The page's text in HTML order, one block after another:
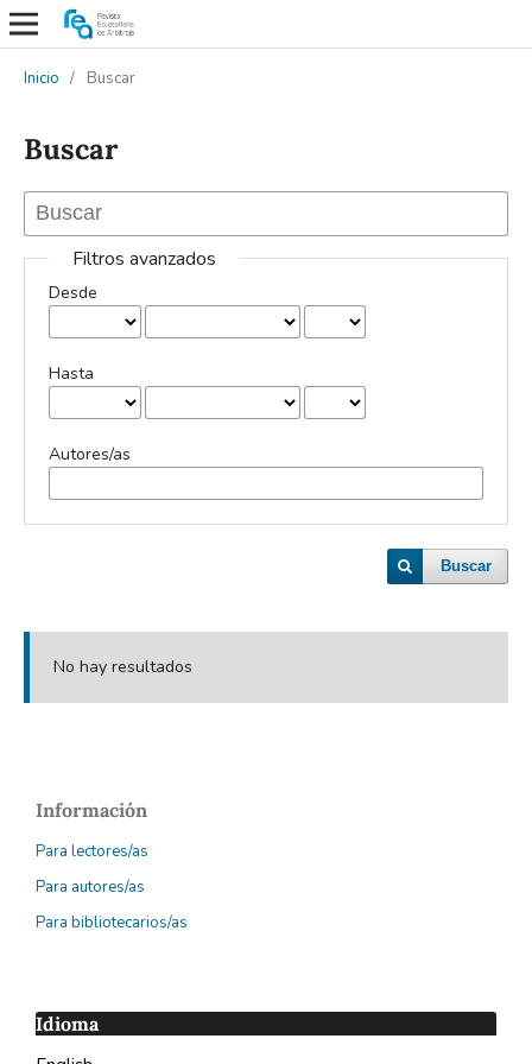
Inicio / Buscar
Buscar
Filtros avanzados
Desde
Hasta
Autores/as
Buscar
No hay resultados
Información
Para lectores/as
Para autores/as
Para bibliotecarios/as
Idioma